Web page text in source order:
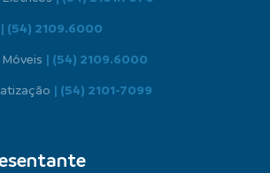
| (54) 2109.6000
| (54) 2109.6000
| (54) 2101-7099